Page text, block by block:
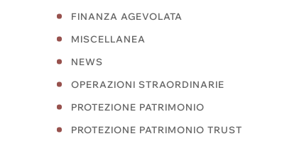
FINANZA AGEVOLATA
MISCELLANEA
NEWS
OPERAZIONI STRAORDINARIE
PROTEZIONE PATRIMONIO
PROTEZIONE PATRIMONIO TRUST